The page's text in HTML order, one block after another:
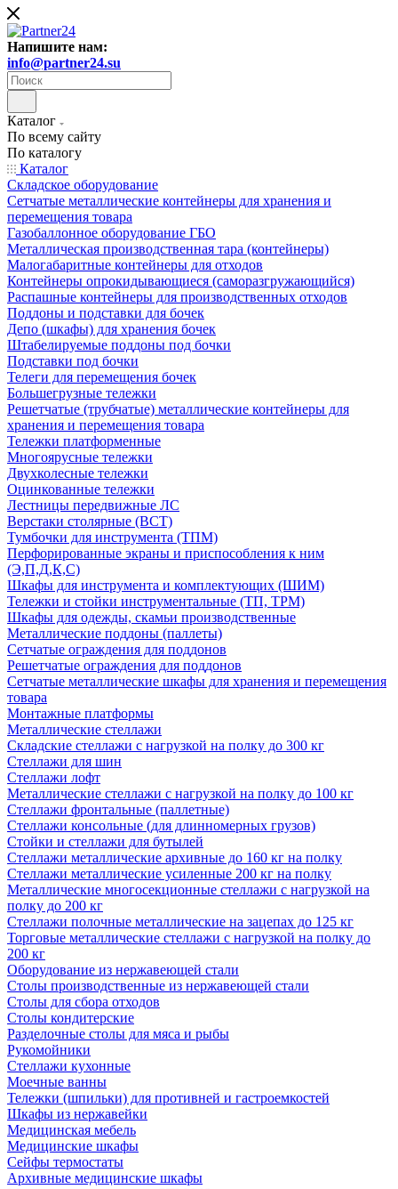
Напишите нам:
info@partner24.su
Каталог
По всему сайту
По каталогу
Каталог
Складское оборудование
Сетчатые металлические контейнеры для хранения и
перемещения товара
Газобаллонное оборудование ГБО
Металлическая производственная тара (контейнеры)
Малогабаритные контейнеры для отходов
Контейнеры опрокидывающиеся (саморазгружающийся)
Распашные контейнеры для производственных отходов
Поддоны и подставки для бочек
Депо (шкафы) для хранения бочек
Штабелируемые поддоны под бочки
Подставки под бочки
Телеги для перемещения бочек
Большегрузные тележки
Решетчатые (трубчатые) металлические контейнеры для
хранения и перемещения товара
Тележки платформенные
Многоярусные тележки
Двухколесные тележки
Оцинкованные тележки
Лестницы передвижные ЛС
Верстаки столярные (ВСТ)
Тумбочки для инструмента (ТПМ)
Перфорированные экраны и приспособления к ним
(Э,П,Д,К,С)
Шкафы для инструмента и комплектующих (ШИМ)
Тележки и стойки инструментальные (ТП, ТРМ)
Шкафы для одежды, скамьи производственные
Металлические поддоны (паллеты)
Сетчатые ограждения для поддонов
Решетчатые ограждения для поддонов
Сетчатые металлические шкафы для хранения и перемещения
товара
Монтажные платформы
Металлические стеллажи
Складские стеллажи с нагрузкой на полку до 300 кг
Стеллажи для шин
Стеллажи лофт
Металлические стеллажи с нагрузкой на полку до 100 кг
Стеллажи фронтальные (паллетные)
Стеллажи консольные (для длинномерных грузов)
Стойки и стеллажи для бутылей
Стеллажи металлические архивные до 160 кг на полку
Стеллажи металлические усиленные 200 кг на полку
Металлические многосекционные стеллажи с нагрузкой на
полку до 200 кг
Стеллажи полочные металлические на зацепах до 125 кг
Торговые металлические стеллажи с нагрузкой на полку до
200 кг
Оборудование из нержавеющей стали
Столы производственные из нержавеющей стали
Столы для сбора отходов
Столы кондитерские
Разделочные столы для мяса и рыбы
Рукомойники
Стеллажи кухонные
Моечные ванны
Тележки (шпильки) для противней и гастроемкостей
Шкафы из нержавейки
Медицинская мебель
Медицинские шкафы
Сейфы термостаты
Архивные медицинские шкафы